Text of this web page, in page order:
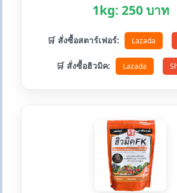
1kg: 250 บาท
🛒 สั่งซื้อสตาร์เฟอร์: Lazada
🛒 สั่งซื้อฮิวมิค: Lazada